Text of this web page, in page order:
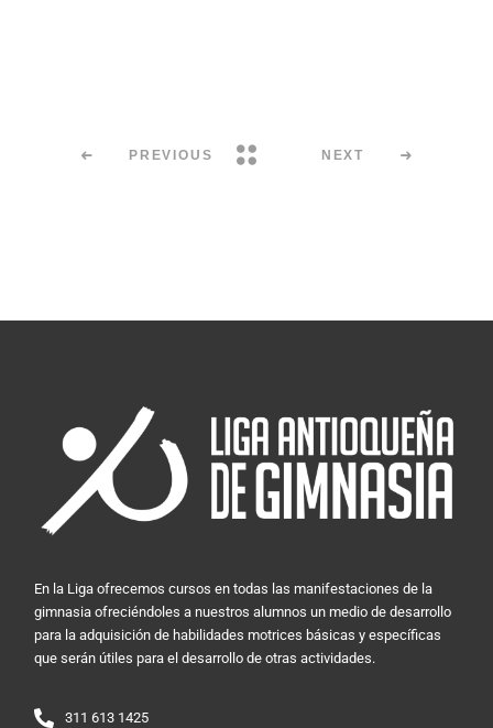
PREVIOUS NEXT
En la Liga ofrecemos cursos en todas las manifestaciones de la
gimnasia ofreciéndoles a nuestros alumnos un medio de desarrollo
para la adquisición de habilidades motrices básicas y específicas
que serán útiles para el desarrollo de otras actividades.
311 613 1425